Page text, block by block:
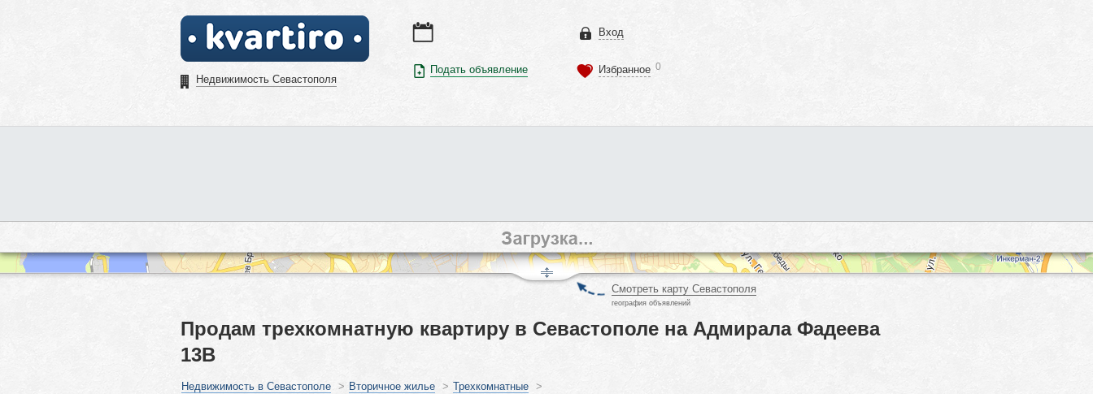
Недвижимость Севастополя
Подать объявление
Вход
Избранное 0
Смотреть карту Севастополя
география объявлений
Продам трехкомнатную квартиру в Севастополе на Адмирала Фадеева
13В
Недвижимость в Севастополе > Вторичное жилье > Трехкомнатные >